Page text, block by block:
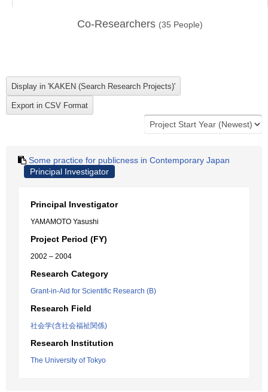
Co-Researchers (35 People)
Some practice for publicness in Contemporary Japan
Principal Investigator
Principal Investigator
YAMAMOTO Yasushi
Project Period (FY)
2002 – 2004
Research Category
Grant-in-Aid for Scientific Research (B)
Research Field
社会学(含社会福祉関係)
Research Institution
The University of Tokyo